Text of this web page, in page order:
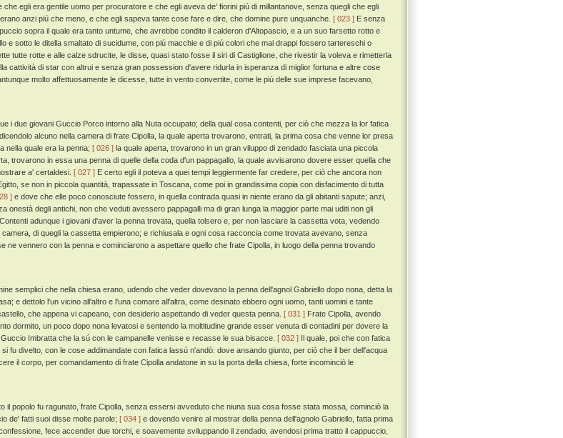
che egli era gentile uomo per procuratore e che egli aveva de' fiorini piú di millantanove, senza quegli che egli
anzi piú che meno, e che egli sapeva tante cose fare e dire, che domine pure unquanche. [ 023 ] E senza
sopra il quale era tanto untume, che avrebbe condito il calderon d'Altopascio, e a un suo farsetto rotto e
e sotto le ditella smaltato di sucidume, con piú macchie e di piú colori che mai drappi fossero tartereschi o
tutte rotte e alle calze sdrucite, le disse, quasi stato fosse il siri di Castiglione, che rivestir la voleva e rimetterla
cattività di star con altrui e senza gran possession d'avere ridurla in isperanza di miglior fortuna e altre cose
molto affettuosamente le dicesse, tutte in vento convertite, come le piú delle sue imprese facevano,
i due giovani Guccio Porco intorno alla Nuta occupato; della qual cosa contenti, per ciò che mezza la lor fatica
alcuno nella camera di frate Cipolla, la quale aperta trovarono, entrati, la prima cosa che venne lor presa
nella quale era la penna; [ 026 ] la quale aperta, trovarono in un gran viluppo di zendado fasciata una piccola
trovarono in essa una penna di quelle della coda d'un pappagallo, la quale avvisarono dovere esser quella che
a' certaldesi. [ 027 ] E certo egli il poteva a quei tempi leggiermente far credere, per ciò che ancora non
se non in piccola quantità, trapassate in Toscana, come poi in grandissima copia con disfacimento di tutta
] e dove che elle poco conosciute fossero, in quella contrada quasi in niente erano da gli abitanti sapute; anzi,
onestà degli antichi, non che veduti avessero pappagalli ma di gran lunga la maggior parte mai uditi non gli
Contenti adunque i giovani d'aver la penna trovata, quella tolsero e, per non lasciare la cassetta vota, vedendo
camera, di quegli la cassetta empierono; e richiusala e ogni cosa racconcia come trovata avevano, senza
ne vennero con la penna e cominciarono a aspettare quello che frate Cipolla, in luogo della penna trovando
semplici che nella chiesa erano, udendo che veder dovevano la penna dell'agnol Gabriello dopo nona, detta la
e dettolo l'un vicino all'altro e l'una comare all'altra, come desinato ebbero ogni uomo, tanti uomini e tante
che appena vi capeano, con desiderio aspettando di veder questa penna. [ 031 ] Frate Cipolla, avendo
dormito, un poco dopo nona levatosi e sentendo la moltitudine grande esser venuta di contadini per dovere la
Imbratta che la sú con le campanelle venisse e recasse le sua bisacce. [ 032 ] Il quale, poi che con fatica
fu divelto, con le cose addimandate con fatica lassú n'andò: dove ansando giunto, per ciò che il ber dell'acqua
il corpo, per comandamento di frate Cipolla andatone in su la porta della chiesa, forte incominciò le
il popolo fu ragunato, frate Cipolla, senza essersi avveduto che niuna sua cosa fosse stata mossa, cominciò la
de' fatti suoi disse molte parole; [ 034 ] e dovendo venire al mostrar della penna dell'agnolo Gabriello, fatta prima
fece accender due torchi, e soavemente sviluppando il zendado, avendosi prima tratto il cappuccio,